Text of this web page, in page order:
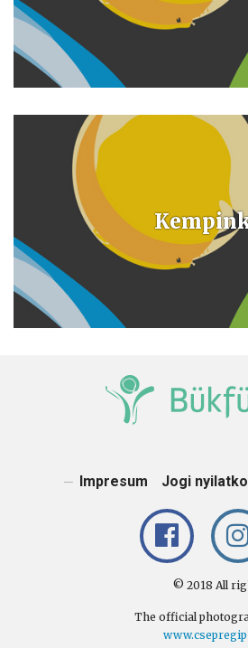
Impresum Jogi
© 2018 All
The official